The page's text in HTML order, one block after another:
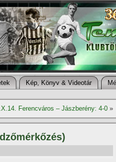
Kép, Könyv & Videotár
Ferencváros – Jászberény: 4-0 »